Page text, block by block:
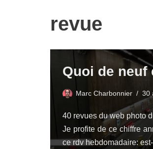
revue
Quoi de neuf
Marc Charbonnier 30
40 revues du web photo
Je profite de ce chiffre
ce rdv hebdomadaire: